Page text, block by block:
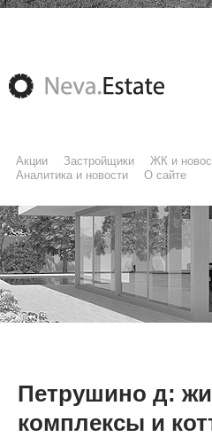
Акции Застройщики ЖК и
Аналитика и новости
О сайте
Петрушино д:
комплексы и